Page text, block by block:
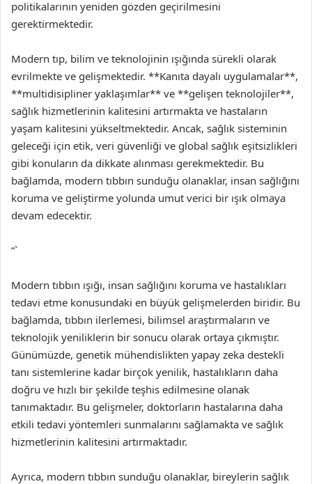
politikalarının yeniden gözden geçirilmesini
gerektirmektedir.
Modern tıp, bilim ve teknolojinin ışığında sürekli olarak
evrilmekte ve gelişmektedir. **Kanıta dayalı uygulamalar**,
**multidisipliner yaklaşımlar** ve **gelişen teknolojiler**,
sağlık hizmetlerinin kalitesini artırmakta ve hastaların
yaşam kalitesini yükseltmektedir. Ancak, sağlık sisteminin
geleceği için etik, veri güvenliği ve global sağlık eşitsizlikleri
gibi konuların da dikkate alınması gerekmektedir. Bu
bağlamda, modern tıbbın sunduğu olanaklar, insan sağlığını
koruma ve geliştirme yolunda umut verici bir ışık olmaya
devam edecektir.
“`
Modern tıbbın ışığı, insan sağlığını koruma ve hastalıkları
tedavi etme konusundaki en büyük gelişmelerden biridir. Bu
bağlamda, tıbbın ilerlemesi, bilimsel araştırmaların ve
teknolojik yeniliklerin bir sonucu olarak ortaya çıkmıştır.
Günümüzde, genetik mühendislikten yapay zeka destekli
tanı sistemlerine kadar birçok yenilik, hastalıkların daha
doğru ve hızlı bir şekilde teşhis edilmesine olanak
tanımaktadır. Bu gelişmeler, doktorların hastalarına daha
etkili tedavi yöntemleri sunmalarını sağlamakta ve sağlık
hizmetlerinin kalitesini artırmaktadır.
Ayrıca, modern tıbbın sunduğu olanaklar, bireylerin sağlık